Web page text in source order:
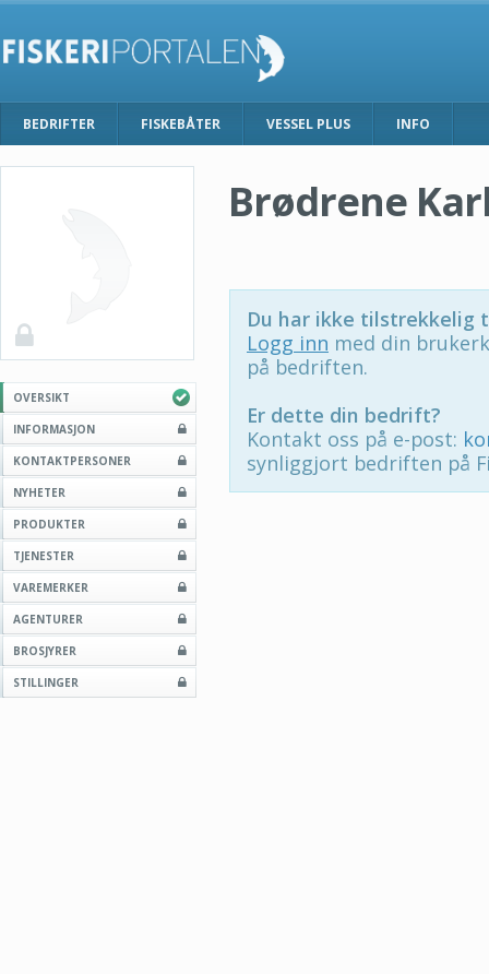
BEDRIFTER FISKEBÅTER VESSEL PLUS INFO
OVERSIKT
INFORMASJON
KONTAKTPERSONER
NYHETER
PRODUKTER
TJENESTER
VAREMERKER
AGENTURER
BROSJYRER
STILLINGER
Brødrene
Du har ikke tilstrekkelig
Logg inn med din
på bedriften.
Er dette din bedrift?
Kontakt oss på e-post:
synliggjort bedriften på